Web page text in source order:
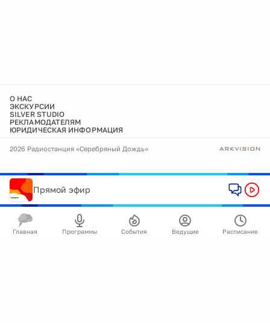
О НАС
ЭКСКУРСИИ
SILVER STUDIO
РЕКЛАМОДАТЕЛЯМ
ЮРИДИЧЕСКАЯ ИНФОРМАЦИЯ
2026 Радиостанция «Серебряный Дождь»
Прямой эфир
Главная Программы События Ведущие Расписание